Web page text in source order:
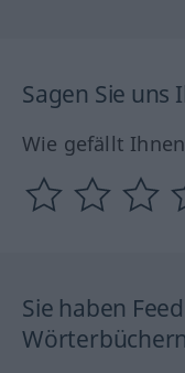
Sagen Sie
Wie gefällt
Sie haben